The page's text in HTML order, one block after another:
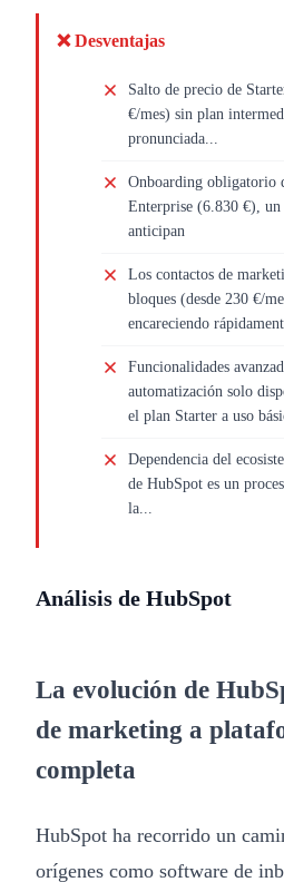
❌ Desventajas
Salto de precio de
€/mes) sin plan
pronunciada...
Onboarding obligatorio
Enterprise (6.830 €), un
anticipan
Los contactos de
bloques (desde 230 €/
encareciendo
Funcionalidades
automatización solo
el plan Starter a uso
Dependencia del
de HubSpot es un
la...
Análisis de HubSpot
La evolución de
de marketing a
completa
HubSpot ha recorrido un
orígenes como software de